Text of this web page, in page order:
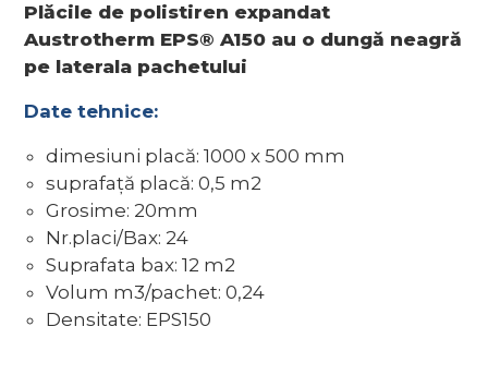
Plăcile de polistiren expandat
Austrotherm EPS® A150 au o dungă neagră
pe laterala pachetului
Date tehnice:
dimesiuni placă: 1000 x 500 mm
suprafaţă placă: 0,5 m2
Grosime: 20mm
Nr.placi/Bax: 24
Suprafata bax: 12 m2
Volum m3/pachet: 0,24
Densitate: EPS150